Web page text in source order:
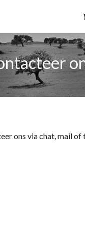
ons via chat, mail of